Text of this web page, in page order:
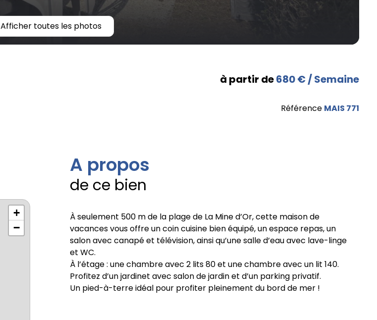
Afficher toutes les photos
à partir de680 € / Semaine
Référence MAIS 771
+
−
A propos
de ce bien
À seulement 500 m de la plage de La Mine d’Or, cette maison de
vacances vous offre un coin cuisine bien équipé, un espace repas, un
salon avec canapé et télévision, ainsi qu’une salle d’eau avec lave-linge
et WC.
À l’étage : une chambre avec 2 lits 80 et une chambre avec un lit 140.
Profitez d’un jardinet avec salon de jardin et d’un parking privatif.
Un pied-à-terre idéal pour profiter pleinement du bord de mer !